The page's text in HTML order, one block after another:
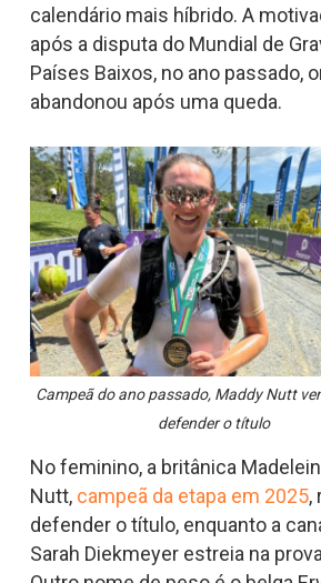
calendário mais híbrido. A
após a disputa do Mundial de
Países Baixos, no ano passado,
abandonou após uma queda.
Campeã do ano passado, Maddy Nutt
defender o título
No feminino, a britânica
Nutt, campeã da etapa em 2025,
defender o título, enquanto a
Sarah Diekmeyer estreia na